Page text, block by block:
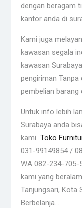
dengan beragam
kantor anda di
Kami juga
kawasan segala
kawasan
pengiriman Tanpa
pembelian barang
Untuk info lebih
Surabaya anda
kami Toko
031-99149854 /
WA 082-234-705-
kami yang
Tanjungsari, Kota
Berbelanja…